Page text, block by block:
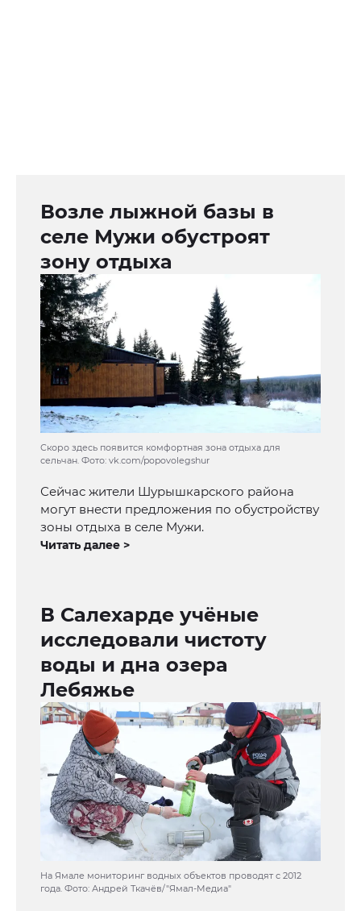
Возле лыжной базы в
селе Мужи обустроят
зону отдыха
Скоро здесь появится комфортная зона отдыха для
сельчан. Фото: vk.com/popovolegshur
Сейчас жители Шурышкарского района
могут внести предложения по обустройству
зоны отдыха в селе Мужи.
Читать далее >
В Салехарде учёные
исследовали чистоту
воды и дна озера
Лебяжье
На Ямале мониторинг водных объектов проводят с 2012
года. Фото: Андрей Ткачёв/"Ямал-Медиа"